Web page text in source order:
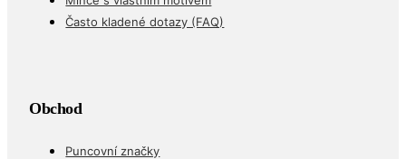
Často kladené dotazy (FAQ)
Obchod
Puncovní značky